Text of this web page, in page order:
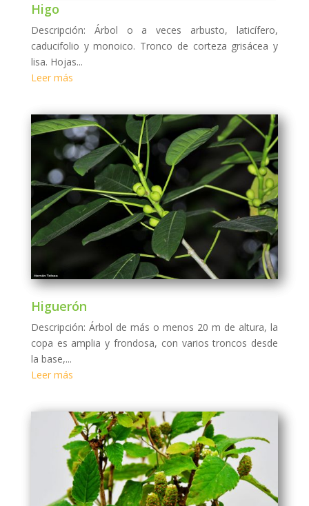
Higo
Descripción: Árbol o a veces arbusto, laticífero,
caducifolio y monoico. Tronco de corteza grisácea y
lisa. Hojas...
Leer más
Higuerón
Descripción: Árbol de más o menos 20 m de altura, la
copa es amplia y frondosa, con varios troncos desde
la base,...
Leer más